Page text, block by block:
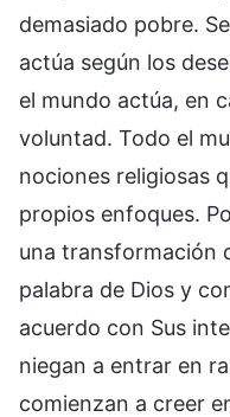
demasiado pobre.
actúa según los
el mundo actúa, en
voluntad. Todo el
nociones religiosas
propios enfoques.
una transformación
palabra de Dios y
acuerdo con Sus
niegan a entrar en
comienzan a creer